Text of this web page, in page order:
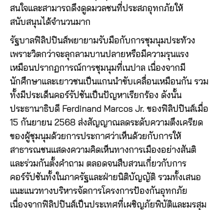
สนใจและสามารถดึงดูดมวลชนที่ประสภอุทกภัยให้
สนับสนุนได้จำนวนมาก
รัฐบาลฟิลิปปินส์พยายามรับมือกับการชุมนุมประท้วง
เพราะวิตกว่าจะลุกลามบานปลายหรือมีความรุนแรง
เหมือนปรากฏการณ์การชุมนุมที่เนปาล เนื่องจากมี
นักศึกษาและเยาวชนเป็นแกนนำขับเคลื่อนเหมือนกัน รวม
ทั้งมีประเด็นคอร์รัปชันเป็นปัญหาเรียกร้อง ดังนั้น
ประธานาธิบดี Ferdinand Marcos Jr. ของฟิลิปปินส์เมื่อ
15 กันยายน 2568 ส่งสัญญาณลดระดับความตึงเครียด
ของผู้ชุมนุมด้วยการประกาศว่าเห็นด้วยกับการให้
สาธารณชนแสดงความคิดเห็นทางการเมืองอย่างสันติ
และร่วมกันตั้งคำถาม ตลอดจนสืบสวนเกี่ยวกับการ
คอร์รัปชันทั้งในภาครัฐและฝ่ายนิติบัญญัติ รวมทั้งเสนอ
แนะแนวทางบริหารจัดการโครงการป้องกันอุทกภัย
เนื่องจากฟิลิปปินส์เป็นประเทศที่เผชิญภัยพิบัติและมรสุม